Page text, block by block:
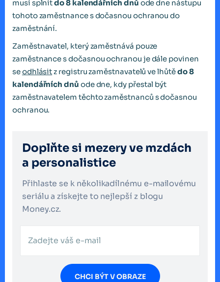
musí splnitdo 8 kalendářních dnů ode dne nástupu
tohoto zaměstnance s dočasnou ochranou do
zaměstnání.
Zaměstnavatel, který zaměstnává pouze
zaměstnance s dočasnou ochranou je dále povinen
seodhlásitz registru zaměstnavatelů ve lhůtědo 8
kalendářních dnů ode dne, kdy přestal být
zaměstnavatelem těchto zaměstnanců s dočasnou
ochranou.
Doplňte si mezery ve mzdách
a personalistice
Přihlaste se k několikadílnému e-mailovému
seriálu a získejte to nejlepší z blogu
Money.cz.
CHCI BÝT V OBRAZE